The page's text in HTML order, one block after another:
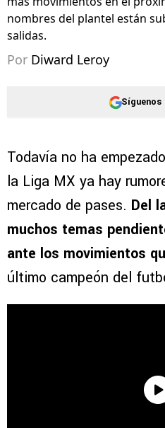
nombres del plantel están
salidas.
Por Diward Leroy
Síguenos
Todavía no ha
la Liga MX ya hay
mercado de pases. Del
muchos temas
ante los movimientos
último campeón del